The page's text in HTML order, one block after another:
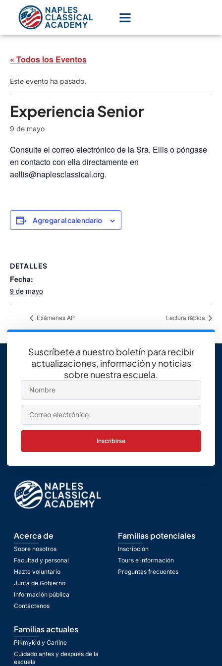
« Todos los Eventos
Este evento ha pasado.
Experiencia Senior
9 de mayo
Consulte el correo electrónico de la Sra. Ellis o póngase
en contacto con ella directamente en
aellis@naplesclassical.org.
Agregar al calendario
DETALLES
Fecha:
9 de mayo
Exámenes AP Lectura rápida
Suscríbete a nuestro boletín para recibir
actualizaciones, información y noticias
sobre nuestra escuela.
Inscribirse
Acerca de
Sobre nosotros
Facultad y personal
Hazte voluntario
Junta de Gobierno
Información pública
Contáctenos
Familias potenciales
Inscripción
Tours e información
Preguntas frecuentes
Familias actuales
Pikmykid y Carline
Cuidado antes y después de la
escuela